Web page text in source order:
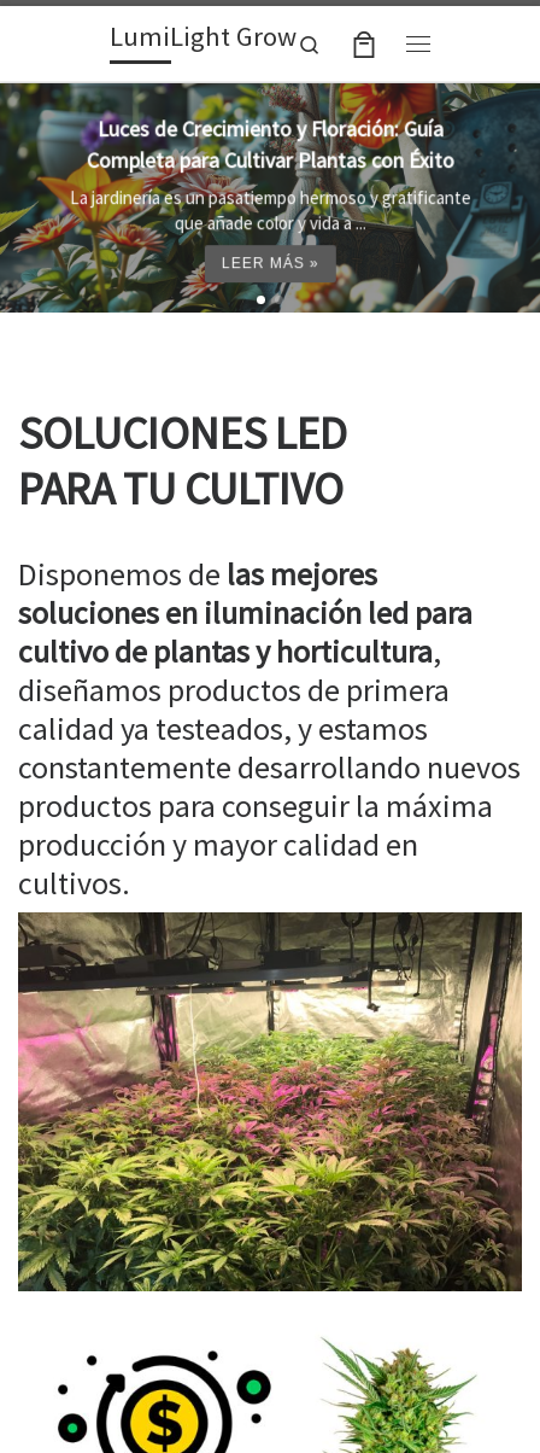
Skip to contentLumiLight Grow
Search
Lámparas para indoor: la clave para un
crecimiento óptimo de tus plantas
Al cultivar plantas en el interior, es importante
proporcionar el entorno adecuado ...
LEER MÁS »
SOLUCIONES LED
PARA TU CULTIVO
Disponemos de las mejores
soluciones en iluminación led para
cultivo de plantas y horticultura,
diseñamos productos de primera
calidad ya testeados, y estamos
constantemente desarrollando nuevos
productos para conseguir la máxima
producción y mayor calidad en
cultivos.